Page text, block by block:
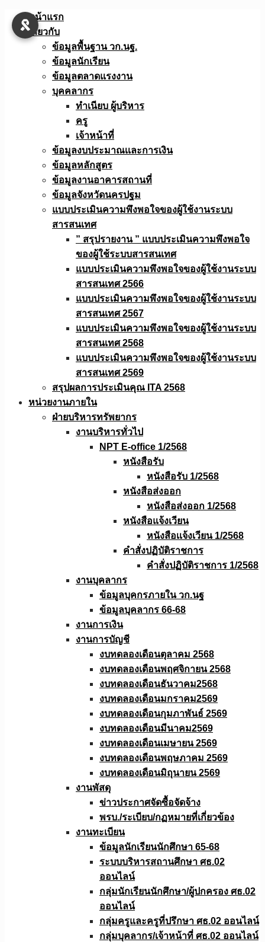
Skip
หน้าแรก
เกี่ยวกับ
ข้อมูลพื้นฐาน วก.นฐ.
ข้อมูลนักเรียน
ข้อมูลตลาดแรงงาน
บุคคลากร
ทำเนียบ ผู้บริหาร
ครู
เจ้าหน้าที่
ข้อมูลงบประมาณเเละการเงิน
ข้อมูลหลักสูตร
ข้อมูลงานอาคารสถานที่
ข้อมูลจังหวัดนครปฐม
แบบประเมินความพึงพอใจของผู้ใช้งานระบบ
สารสนเทศ
” สรุปรายงาน ” แบบประเมินความพึงพอใจ
ของผู้ใช้ระบบสารสนเทศ
แบบประเมินความพึงพอใจของผู้ใช้งานระบบ
สารสนเทศ 2566
แบบประเมินความพึงพอใจของผู้ใช้งานระบบ
สารสนเทศ 2567
แบบประเมินความพึงพอใจของผู้ใช้งานระบบ
สารสนเทศ 2568
แบบประเมินความพึงพอใจของผู้ใช้งานระบบ
สารสนเทศ 2569
สรุปผลการประเมินคุณ ITA 2568
หน่วยงานภายใน
ฝ่ายบริหารทรัพยากร
งานบริหารทั่วไป
NPT E-office 1/2568
หนังสือรับ
หนังสือรับ 1/2568
หนังสือส่งออก
หนังสือส่งออก 1/2568
หนังสือแจ้งเวียน
หนังสือเเจ้งเวียน 1/2568
คำสั่งปฏิบัติราชการ
คำสั่งปฏิบัติราชการ 1/2568
งานบุคลากร
ข้อมูลบุคกรภายใน วก.นฐ
ข้อมูลบุคลากร 66-68
งานการเงิน
งานการบัญชี
งบทดลองเดือนตุลาคม 2568
งบทดลองเดือนพฤศจิกายน 2568
งบทดลองเดือนธันวาคม2568
งบทดลองเดือนมกราคม2569
งบทดลองเดือนกุมภาพันธ์ 2569
งบทดลองเดือนมีนาคม2569
งบทดลองเดือนเมษายน 2569
งบทดลองเดือนพฤษภาคม 2569
งบทดลองเดือนมิถุนายน 2569
งานพัสดุ
ข่าวประกาศจัดซื้อจัดจ้าง
พรบ./ระเบียบ/กฏหมายที่เกี่ยวข้อง
งานทะเบียน
ข้อมูลนักเรียนนักศึกษา 65-68
ระบบบริหารสถานศึกษา ศธ.02
ออนไลน์
กลุ่มนักเรียนนักศึกษา/ผู้ปกครอง ศธ.02
ออนไลน์
กลุ่มครูและครูที่ปรึกษา ศธ.02 ออนไลน์
กลุ่มบุคลากร/เจ้าหน้าที่ ศธ.02 ออนไลน์